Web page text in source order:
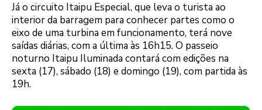
Já o circuito Itaipu Especial, que leva o turista ao
interior da barragem para conhecer partes como o
eixo de uma turbina em funcionamento, terá nove
saídas diárias, com a última às 16h15. O passeio
noturno Itaipu Iluminada contará com edições na
sexta (17), sábado (18) e domingo (19), com partida às
19h.